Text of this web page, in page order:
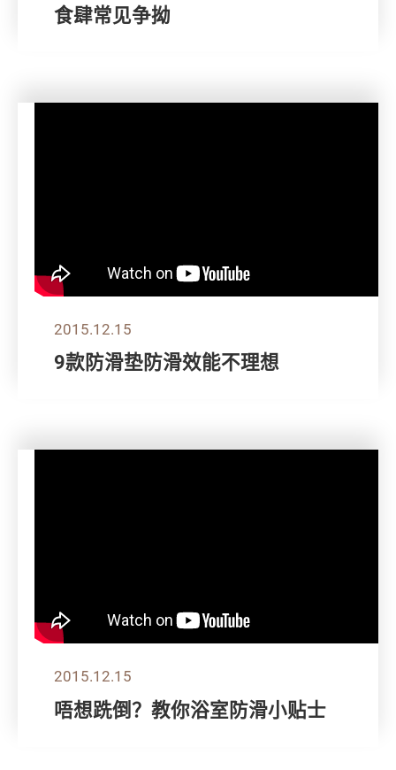
食肆常见争拗
2015.12.15
9款防滑垫防滑效能不理想
2015.12.15
唔想跣倒？教你浴室防滑小贴士